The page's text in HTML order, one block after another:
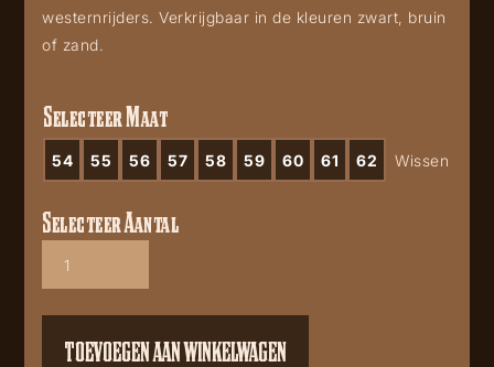
westernrijders. Verkrijgbaar in de kleuren zwart, bruin
of zand.
Selecteer Maat
54 55 56 57 58 59 60 61 62 Wissen
Houston
aantal
Selecteer Aantal
TOEVOEGEN AAN WINKELWAGEN